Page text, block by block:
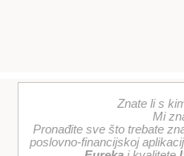
Znate li s
Mi
Pronađite sve što trebate
poslovno-financijskoj